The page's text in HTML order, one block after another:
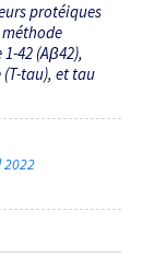
protéiques
42 (Aβ42),
tau), et tau
2022